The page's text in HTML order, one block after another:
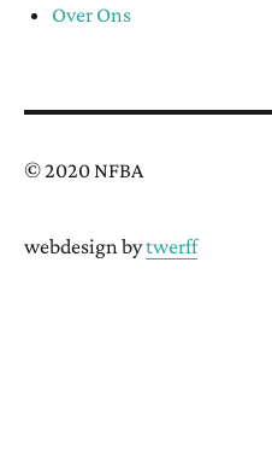
Over Ons
© 2020 NFBA
webdesign bytwerff